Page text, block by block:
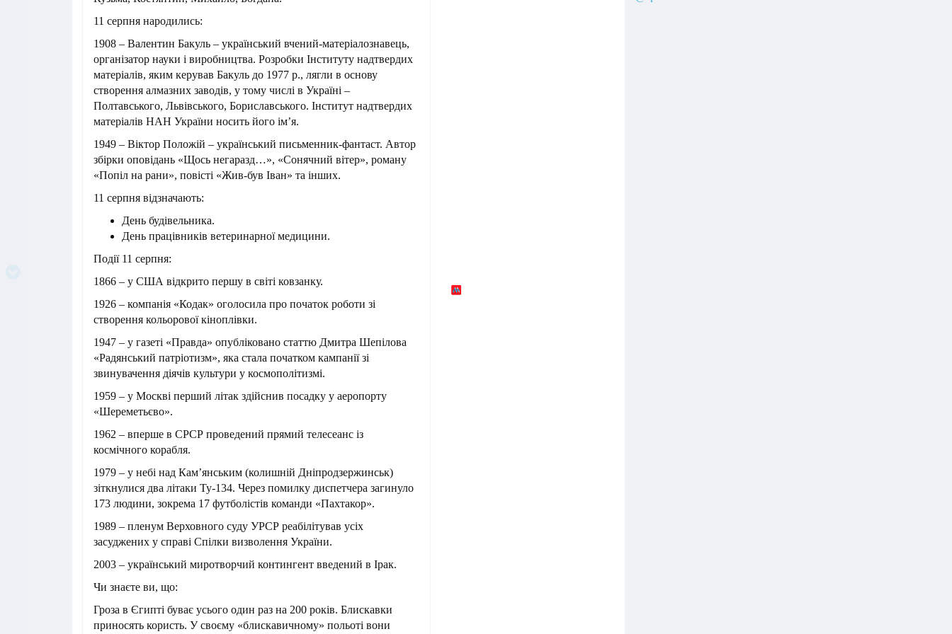
11 серпня народились:
1908 – Валентин Бакуль – український вчений-матеріалознавець,
організатор науки і виробництва. Розробки Інституту надтвердих
матеріалів, яким керував Бакуль до 1977 р., лягли в основу
створення алмазних заводів, у тому числі в Україні –
Полтавського, Львівського, Бориславського. Інститут надтвердих
матеріалів НАН України носить його ім’я.
1949 – Віктор Положій – український письменник-фантаст. Автор
збірки оповідань «Щось негаразд…», «Сонячний вітер», роману
«Попіл на рани», повісті «Жив-був Іван» та інших.
11 серпня відзначають:
День будівельника.
День працівників ветеринарної медицини.
Події 11 серпня:
1866 – у США відкрито першу в світі ковзанку.
1926 – компанія «Кодак» оголосила про початок роботи зі
створення кольорової кіноплівки.
1947 – у газеті «Правда» опубліковано статтю Дмитра Шепілова
«Радянський патріотизм», яка стала початком кампанії зі
звинувачення діячів культури у космополітизмі.
1959 – у Москві перший літак здійснив посадку у аеропорту
«Шереметьєво».
1962 – вперше в СРСР проведений прямий телесеанс із
космічного корабля.
1979 – у небі над Кам’янським (колишній Дніпродзержинськ)
зіткнулися два літаки Ту-134. Через помилку диспетчера загинуло
173 людини, зокрема 17 футболістів команди «Пахтакор».
1989 – пленум Верховного суду УРСР реабілітував усіх
засуджених у справі Спілки визволення України.
2003 – український миротворчий контингент введений в Ірак.
Чи знаєте ви, що:
Гроза в Єгипті буває усього один раз на 200 років. Блискавки
приносять користь. У своєму «блискавичному» польоті вони